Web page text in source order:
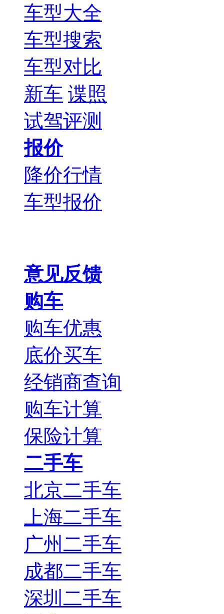
车型大全
车型搜索
车型对比
新车 谍照
试驾评测
报价
降价行情
车型报价
意见反馈
购车
购车优惠
底价买车
经销商查询
购车计算
保险计算
二手车
北京二手车
上海二手车
广州二手车
成都二手车
深圳二手车